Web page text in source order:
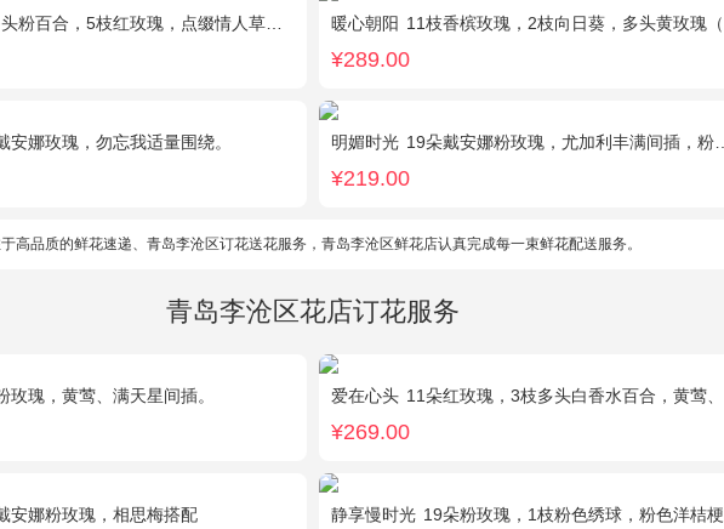
百合，5枝红玫瑰，点缀情人草叶材作成精美的 花瓶花插 暖心朝阳 11枝香槟玫瑰，2枝向日葵，多头黄玫瑰（或类似配材替换）、桔梗搭配
¥289.00
安娜玫瑰，勿忘我适量围绕。 明媚时光 19朵戴安娜粉玫瑰，尤加利丰满间插，粉色满天星点缀
¥219.00
高品质的鲜花速递、青岛李沧区订花送花服务，青岛李沧区鲜花店认真完成每一束鲜花配送服务。
青岛李沧区花店订花服务
玫瑰，黄莺、满天星间插。 爱在心头 11朵红玫瑰，3枝多头白香水百合，黄莺、绿叶搭配
¥269.00
安娜粉玫瑰，相思梅搭配 静享慢时光 19朵粉玫瑰，1枝粉色绣球，粉色洋桔梗、白色乒乓菊、尤加利搭配